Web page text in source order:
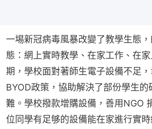
一埸新冠病毒風暴改變了教學生態
態：網上實時教學、在家工作、在
期，學校面對著師生電子設備不足
BYOD政策，協助解決了部份學生的
難。學校撥款增購設備，善用NGO
位同學有足够的設備能在家進行實